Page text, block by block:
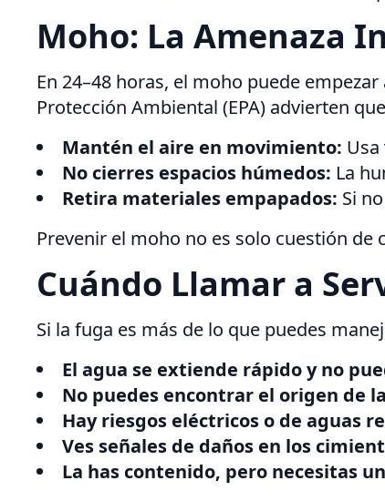
Moho: La Amenaza
En 24–48 horas, el moho puede
Protección Ambiental (EPA) advierten
Mantén el aire en movimiento:
No cierres espacios húmedos: La
Retira materiales empapados: Si
Prevenir el moho no es solo cuestión
Cuándo Llamar a
Si la fuga es más de lo que puedes
El agua se extiende rápido y no
No puedes encontrar el origen de
Hay riesgos eléctricos o de aguas
Ves señales de daños en los
La has contenido, pero necesitas